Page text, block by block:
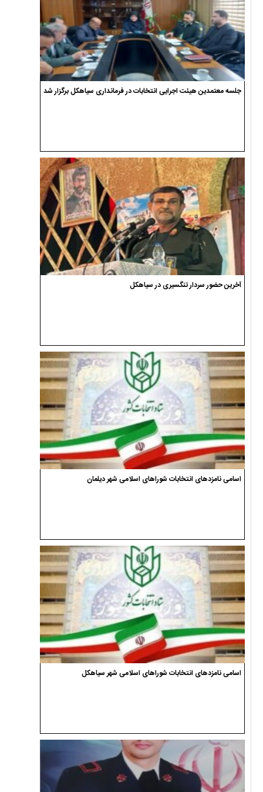
جلسه معتمدین هیئت اجرایی انتخابات در فرمانداری سیاهکل برگزار شد
آخرین حضور سردار تنگسیری در سیاهکل
اسامی نامزدهای انتخابات شوراهای اسلامی شهر دیلمان
اسامی نامزدهای انتخابات شوراهای اسلامی شهر سیاهکل